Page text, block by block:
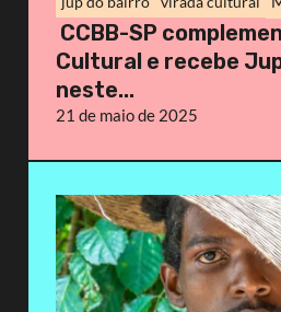
CCBB-SP
Cultural e recebe
neste...
21 de maio de 2025